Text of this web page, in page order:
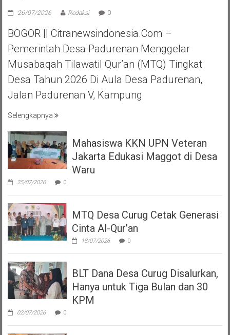
26/07/2026 Redaksi 0
BOGOR || Citranewsindonesia.com –
Pemerintah Desa Padurenan Menggelar
Musabaqah Tilawatil Qur’an (MTQ) Tingkat
Desa Tahun 2026 Di Aula Desa Padurenan,
Jalan Padurenan V, Kampung
Selengkapnya
Mahasiswa KKN UPN Veteran
Jakarta Edukasi Maggot di Desa
Waru
25/07/2026 0
MTQ Desa Curug Cetak Generasi
Cinta Al-Qur’an
18/07/2026 0
BLT Dana Desa Curug Disalurkan,
Hanya untuk Tiga Bulan dan 30
KPM
02/07/2026 0